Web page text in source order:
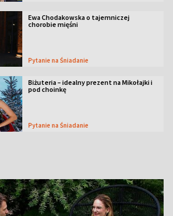
Ewa Chodakowska o tajemniczej
chorobie mięśni
Pytanie na Śniadanie
Biżuteria – idealny prezent na Mikołajki i
pod choinkę
Pytanie na Śniadanie